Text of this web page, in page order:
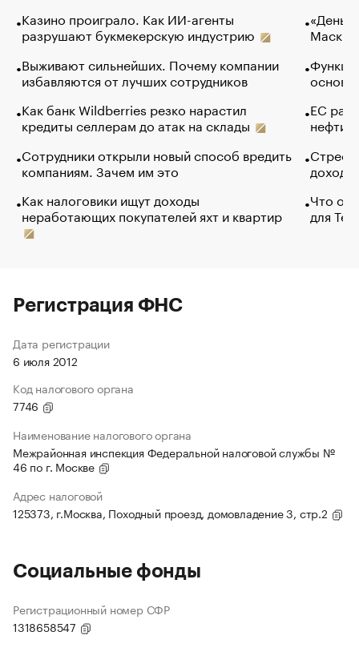
Казино проиграло. Как ИИ-агенты
разрушают букмекерскую индустрию
Выживают сильнейших. Почему компании
избавляются от лучших сотрудников
Как банк Wildberries резко нарастил
кредиты селлерам до атак на склады
Сотрудники открыли новый способ вредить
компаниям. Зачем им это
Как налоговики ищут доходы
неработающих покупателей яхт и квартир
Маск в
основ
ЕС
нефти
Что
для
Регистрация ФНС
Дата регистрации
6 июля 2012
Код налогового органа
7746
Наименование налогового органа
Межрайонная инспекция Федеральной налоговой службы №
46 по г. Москве
Адрес налоговой
125373, г.Москва, Походный проезд, домовладение 3, стр.2
Социальные фонды
Регистрационный номер СФР
1318658547